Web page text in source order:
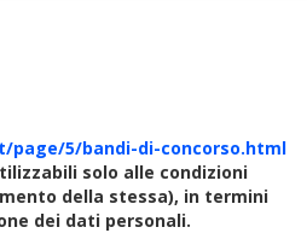
5/bandi-di-concorso.html
solo alle condizioni
della stessa), in termini
dei dati personali.